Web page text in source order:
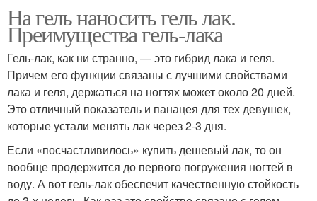
На гель наносить гель лак.
Преимущества гель-лака
Гель-лак, как ни странно, — это гибрид лака и геля.
Причем его функции связаны с лучшими свойствами
лака и геля, держаться на ногтях может около 20 дней.
Это отличный показатель и панацея для тех девушек,
которые устали менять лак через 2-3 дня.
Если «посчастливилось» купить дешевый лак, то он
вообще продержится до первого погружения ногтей в
воду. А вот гель-лак обеспечит качественную стойкость